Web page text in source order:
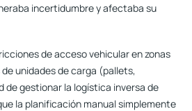
incertidumbre y afectaba su
de acceso vehicular en zonas
unidades de carga (pallets,
de gestionar la logística inversa de
la planificación manual simplemente